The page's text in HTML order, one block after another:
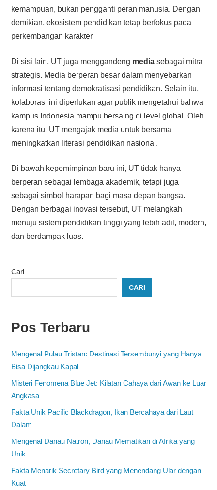
kemampuan, bukan pengganti peran manusia. Dengan
demikian, ekosistem pendidikan tetap berfokus pada
perkembangan karakter.
Di sisi lain, UT juga menggandeng mediasebagai mitra
strategis. Media berperan besar dalam menyebarkan
informasi tentang demokratisasi pendidikan. Selain itu,
kolaborasi ini diperlukan agar publik mengetahui bahwa
kampus Indonesia mampu bersaing di level global. Oleh
karena itu, UT mengajak media untuk bersama
meningkatkan literasi pendidikan nasional.
Di bawah kepemimpinan baru ini, UT tidak hanya
berperan sebagai lembaga akademik, tetapi juga
sebagai simbol harapan bagi masa depan bangsa.
Dengan berbagai inovasi tersebut, UT melangkah
menuju sistem pendidikan tinggi yang lebih adil, modern,
dan berdampak luas.
Cari
CARI
Pos Terbaru
Mengenal Pulau Tristan: Destinasi Tersembunyi yang Hanya
Bisa Dijangkau Kapal
Misteri Fenomena Blue Jet: Kilatan Cahaya dari Awan ke Luar
Angkasa
Fakta Unik Pacific Blackdragon, Ikan Bercahaya dari Laut
Dalam
Mengenal Danau Natron, Danau Mematikan di Afrika yang
Unik
Fakta Menarik Secretary Bird yang Menendang Ular dengan
Kuat